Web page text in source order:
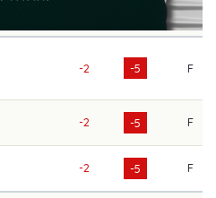
-2 -5 F
-2 -5 F
-2 -5 F